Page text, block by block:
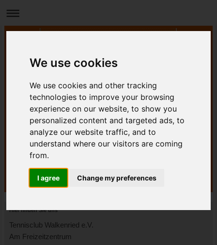
We use cookies
We use cookies and other tracking
technologies to improve your browsing
experience on our website, to show you
personalized content and targeted ads, to
analyze our website traffic, and to
understand where our visitors are coming
from.
I agree Change my preferences
Hier finden Sie uns
Tennisclub Walkenried e.V.
Am Freizeitzentrum